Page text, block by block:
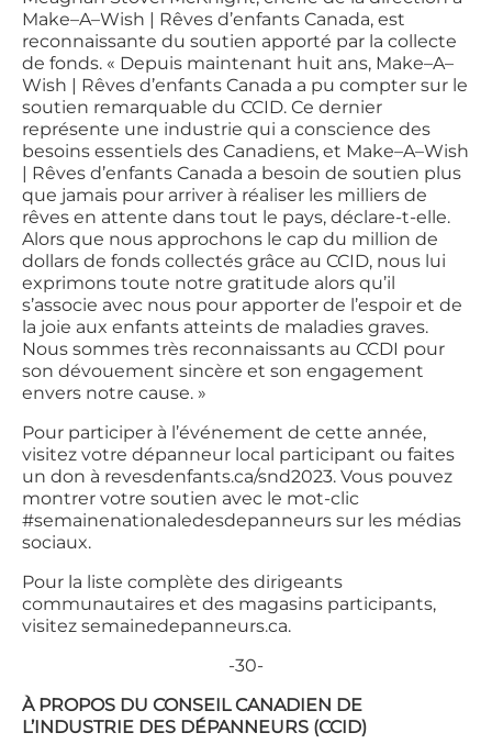
Make–A–Wish | Rêves d’enfants Canada, est
reconnaissante du soutien apporté par la collecte
de fonds. « Depuis maintenant huit ans, Make–A–
Wish | Rêves d’enfants Canada a pu compter sur le
soutien remarquable du CCID. Ce dernier
représente une industrie qui a conscience des
besoins essentiels des Canadiens, et Make–A–Wish
| Rêves d’enfants Canada a besoin de soutien plus
que jamais pour arriver à réaliser les milliers de
rêves en attente dans tout le pays, déclare-t-elle.
Alors que nous approchons le cap du million de
dollars de fonds collectés grâce au CCID, nous lui
exprimons toute notre gratitude alors qu’il
s’associe avec nous pour apporter de l’espoir et de
la joie aux enfants atteints de maladies graves.
Nous sommes très reconnaissants au CCDI pour
son dévouement sincère et son engagement
envers notre cause. »
Pour participer à l’événement de cette année,
visitez votre dépanneur local participant ou faites
un don à revesdenfants.ca/snd2023. Vous pouvez
montrer votre soutien avec le mot-clic
#semainenationaledesdepanneurs sur les médias
sociaux.
Pour la liste complète des dirigeants
communautaires et des magasins participants,
visitez semainedepanneurs.ca.
-30-
À PROPOS DU CONSEIL CANADIEN DE
L’INDUSTRIE DES DÉPANNEURS (CCID)